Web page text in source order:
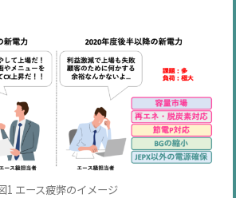
1 エース疲弊のイメージ